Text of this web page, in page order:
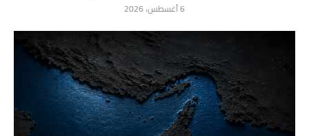
6 أغسطس، 2026